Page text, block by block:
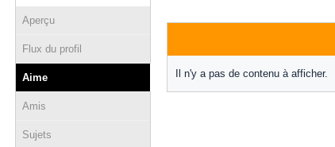
Aperçu
Flux du profil
Aime
Amis
Sujets
Il n'y a pas de contenu à afficher.